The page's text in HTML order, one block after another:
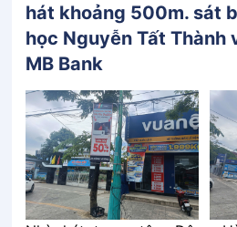
hát khoảng 500m. sát
học Nguyễn Tất Thành
MB Bank